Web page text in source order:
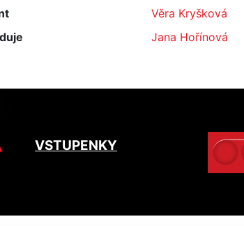
Věra Kryšková
Jana Hořínová
VSTUPENKY